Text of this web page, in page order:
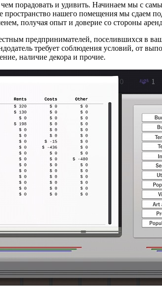
порадовать и удивить. Начинаем мы с
нашего помещения мы сдаем
получая опыт и доверие со стороны
предпринимателей, поселившихся в
требует соблюдения условий, от
наличие декора и прочие.